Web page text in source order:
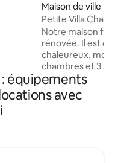
Maison de ville ⋅
d'Olonne
Petite Villa
remblai
Notre maison
rénovée. Il est
chaleureux,
chambres et 3
offrir un
voyageurs. La
du Puy du Fou ,
équipements
avec